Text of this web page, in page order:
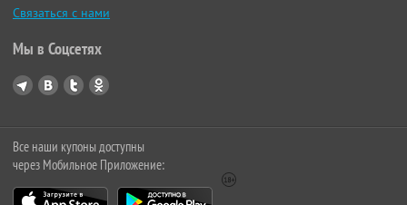
Связаться с нами
Мы в Соцсетях
Все наши купоны доступны
через Мобильное Приложение: